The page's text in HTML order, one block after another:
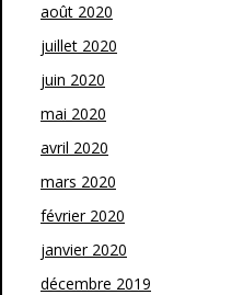
août 2020
juillet 2020
juin 2020
mai 2020
avril 2020
mars 2020
février 2020
janvier 2020
décembre 2019